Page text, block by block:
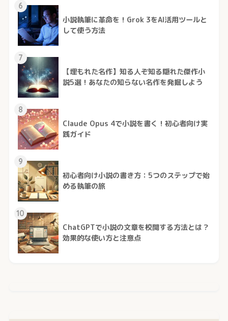
6
小説執筆に革命を！Grok 3をAI活用ツールと
して使う方法
7
【埋もれた名作】知る人ぞ知る隠れた傑作小
説5選！あなたの知らない名作を発掘しよう
8
Claude Opus 4で小説を書く！初心者向け実
践ガイド
9
初心者向け小説の書き方：5つのステップで始
める執筆の旅
10
ChatGPTで小説の文章を校閲する方法とは？
効果的な使い方と注意点